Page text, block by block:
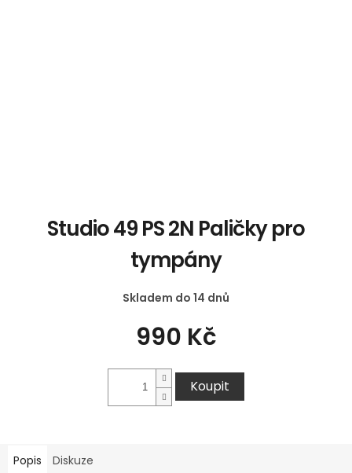
Studio 49 PS 2N Paličky pro
tympány
Skladem do 14 dnů
990 Kč
Koupit
Popis Diskuze